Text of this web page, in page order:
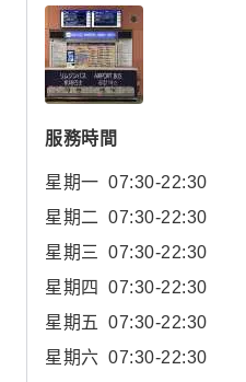
服務時間
星期一 07:30-22:30
星期二 07:30-22:30
星期三
07:30-22:30
星期四
07:30-22:30
星期五
07:30-22:30
星期六 07:30-22:30